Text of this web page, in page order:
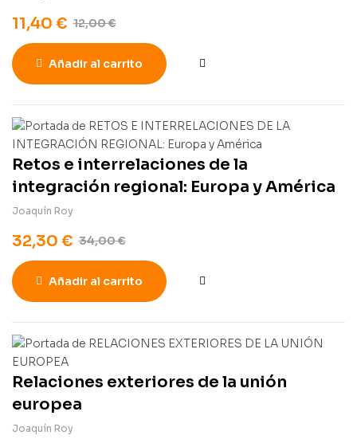
12,00€
11,40 €
Añadir al carrito
Retos e interrelaciones de la
integración regional: Europa y América
Joaquín Roy
34,00€
32,30 €
Añadir al carrito
Relaciones exteriores de la unión
europea
Joaquín Roy